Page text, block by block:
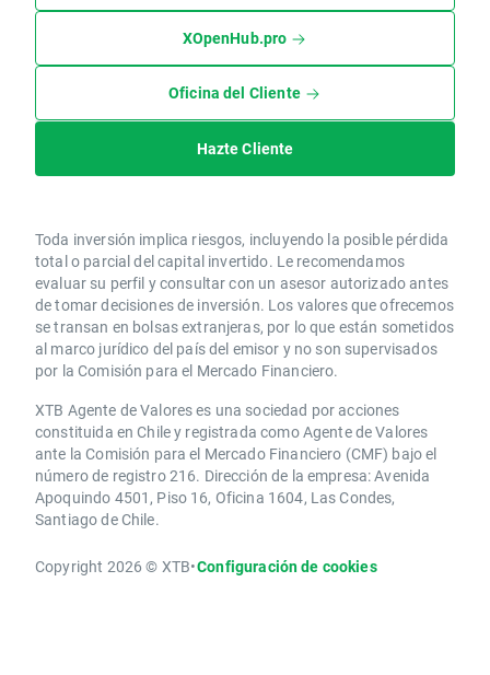
XOpenHub.pro
Oficina del Cliente
Hazte Cliente
Toda inversión implica riesgos, incluyendo la posible pérdida
total o parcial del capital invertido. Le recomendamos
evaluar su perfil y consultar con un asesor autorizado antes
de tomar decisiones de inversión. Los valores que ofrecemos
se transan en bolsas extranjeras, por lo que están sometidos
al marco jurídico del país del emisor y no son supervisados
por la Comisión para el Mercado Financiero.
XTB Agente de Valores es una sociedad por acciones
constituida en Chile y registrada como Agente de Valores
ante la Comisión para el Mercado Financiero (CMF) bajo el
número de registro 216. Dirección de la empresa: Avenida
Apoquindo 4501, Piso 16, Oficina 1604, Las Condes,
Santiago de Chile.
Copyright 2026 © XTB•Configuración de cookies